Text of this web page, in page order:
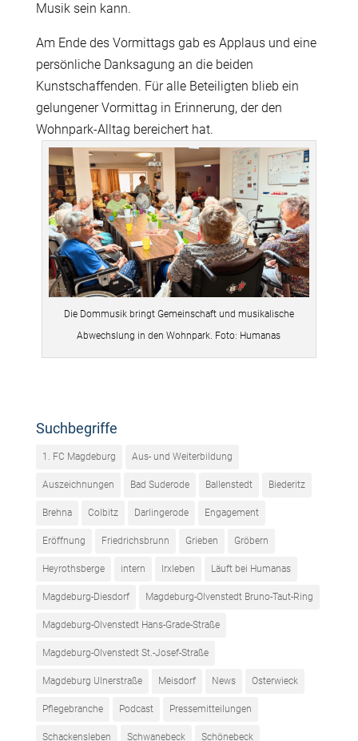
Musik sein kann.
Am Ende des Vormittags gab es Applaus und eine
persönliche Danksagung an die beiden
Kunstschaffenden. Für alle Beteiligten blieb ein
gelungener Vormittag in Erinnerung, der den
Wohnpark-Alltag bereichert hat.
Die Dommusik bringt Gemeinschaft und musikalische
Abwechslung in den Wohnpark. Foto: Humanas
Suchbegriffe
1. FC Magdeburg Aus- und Weiterbildung
Auszeichnungen Bad Suderode Ballenstedt Biederitz
Brehna Colbitz Darlingerode Engagement
Eröffnung Friedrichsbrunn Grieben Gröbern
Heyrothsberge intern Irxleben Läuft bei Humanas
Magdeburg-Diesdorf Magdeburg-Olvenstedt Bruno-Taut-Ring
Magdeburg-Olvenstedt Hans-Grade-Straße
Magdeburg-Olvenstedt St.-Josef-Straße
Magdeburg Ulnerstraße Meisdorf News Osterwieck
Pflegebranche Podcast Pressemitteilungen
Schackensleben Schwanebeck Schönebeck